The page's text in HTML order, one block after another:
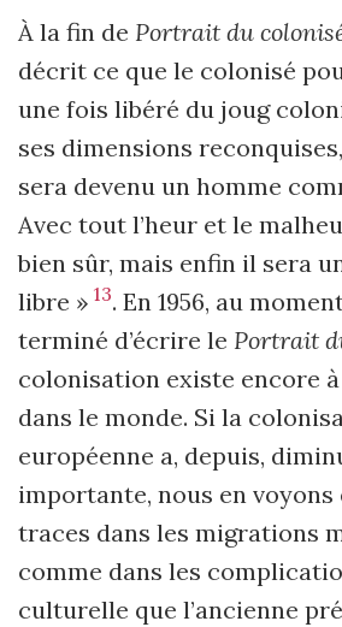
À la fin de Portrait du
décrit ce que le colonisé
une fois libéré du joug
ses dimensions
sera devenu un homme
Avec tout l’heur et le
bien sûr, mais enfin il sera
libre » 13. En 1956, au
terminé d’écrire le Portrait
colonisation existe encore
dans le monde. Si la
européenne a, depuis,
importante, nous en voyons
traces dans les migrations
comme dans les
culturelle que l’ancienne